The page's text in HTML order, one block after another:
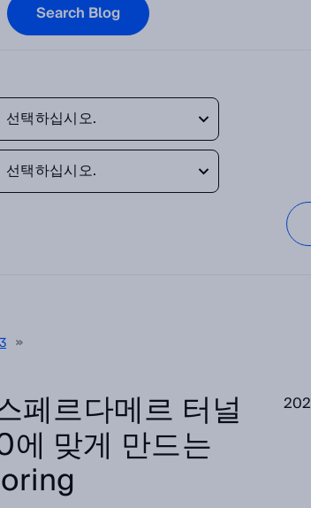
Search Blog
선택하십시오.
선택하십시오.
페르다메르 터널
맞게 만드는